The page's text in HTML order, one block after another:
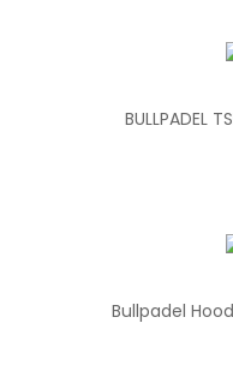
BULLPADEL
Bullpadel